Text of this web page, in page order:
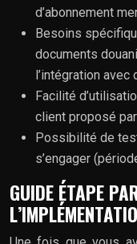
d’abonnement
Besoins
documents
l’intégration avec
Facilité
client proposé
Possibilité de
s’engager
GUIDE ÉTAPE